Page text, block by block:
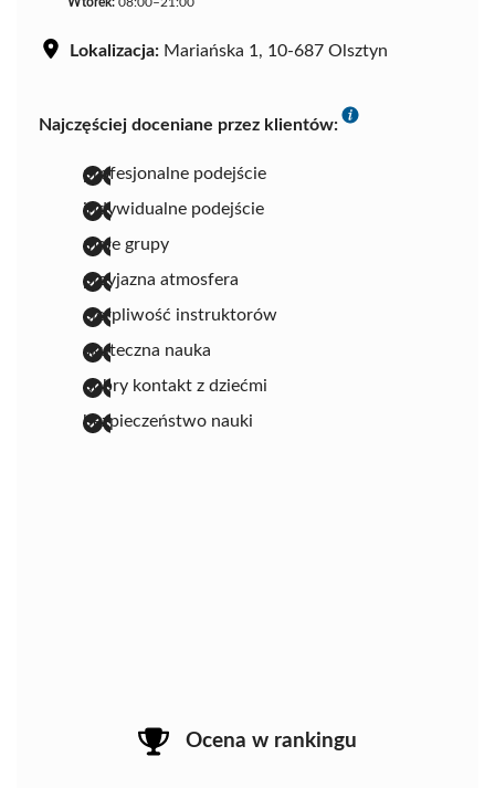
Lokalizacja: Mariańska 1, 10-687 Olsztyn
Najczęściej doceniane przez klientów:
profesjonalne podejście
indywidualne podejście
małe grupy
przyjazna atmosfera
cierpliwość instruktorów
skuteczna nauka
dobry kontakt z dziećmi
bezpieczeństwo nauki
Ocena w rankingu